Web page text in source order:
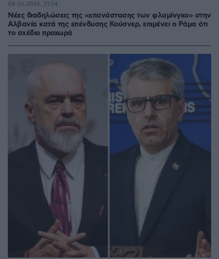
Νέες διαδηλώσεις της «επανάστασης των φλαμίνγκο» στην
Αλβανία κατά της επένδυσης Κούσνερ, επιμένει ο Ράμα ότι
το σχέδιο προχωρά
08.06.2026, 21:54